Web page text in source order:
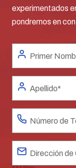
experimentados
pondremos en